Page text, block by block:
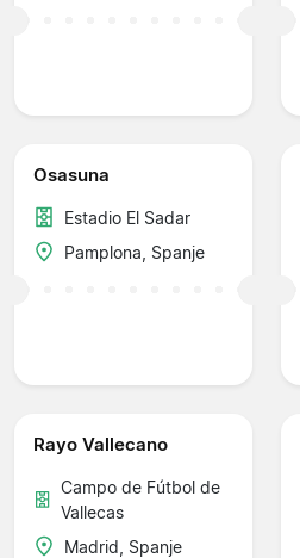
Osasuna
Estadio El Sadar
Pamplona, Spanje
Rayo Vallecano
Campo de Fútbol de
Vallecas
Madrid, Spanje